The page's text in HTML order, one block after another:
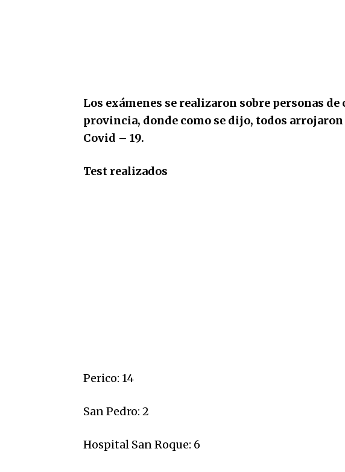
Los exámenes se realizaron sobre personas
provincia, donde como se dijo, todos
Covid – 19.
Test realizados
Perico: 14
San Pedro: 2
Hospital San Roque: 6